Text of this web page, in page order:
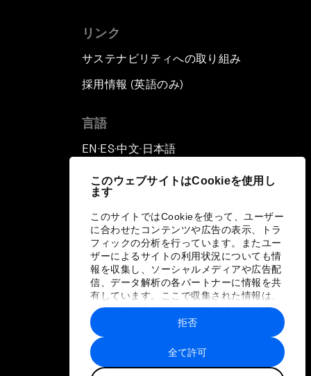
このウェブサイトはCookieを使用し
ます
このサイトではCookieを使って、ユーザー
に合わせたコンテンツや広告の表示、トラ
フィックの分析を行っています。またユー
ザーによるサイトの利用状況についても情
報を収集し、ソーシャルメディアや広告配
信、データ解析の各パートナーに情報を共
有しています。ここで収集された情報は、
ユーザーが各パートナーに提供した他の情
報や各パートナーのサービスを使用した際
に収集された情報と組み合わされ、各パー
トナーによって使用されることがありま
す。
全て許可
拒否
リンク
サステナビリティへの取り組み
採用情報 (英語のみ)
言語
EN ▪ES▪中文▪ 日本語